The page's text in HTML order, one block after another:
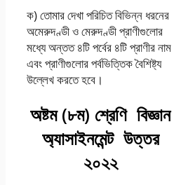
ক) তােমার দেখা পরিচিত বিভিন্ন ধরনের
অমেরুদণ্ডী ও মেরুদণ্ডী প্রাণীগুলাের
মধ্যে অন্তত ৪টি পর্বের ৪টি প্রাণীর নাম
এবং প্রাণীগুলাের পর্বভিত্তিক বৈশিষ্ট্য
উল্লেখ করতে হবে।
অষ্টম (৮ম) শ্রেণি বিজ্ঞান
অ্যাসাইনমেন্ট উত্তর
২০২২